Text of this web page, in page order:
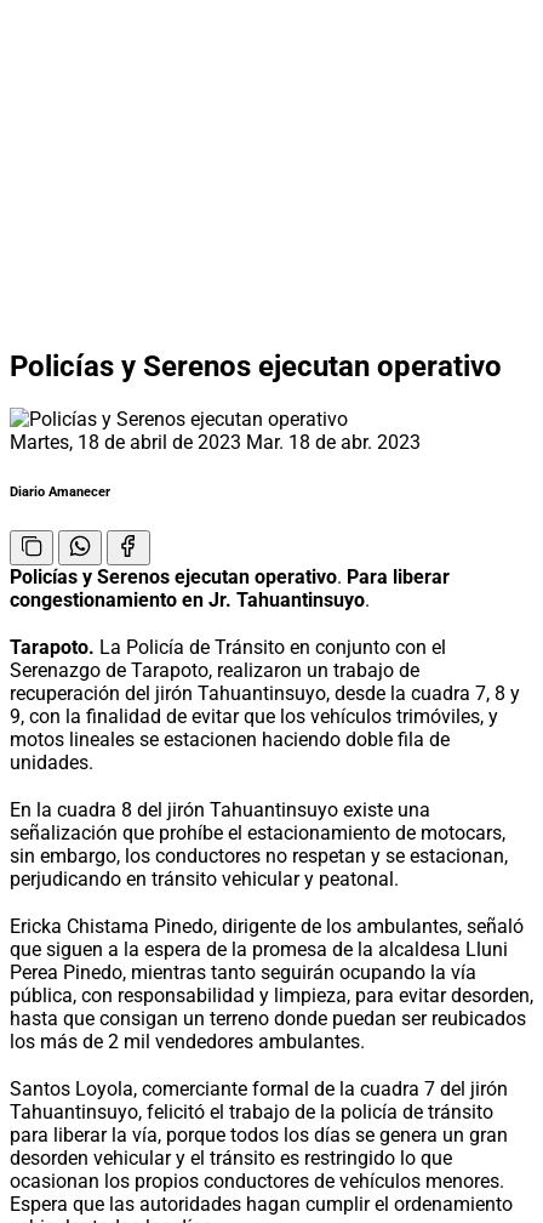
Policías y Serenos ejecutan operativo
Martes, 18 de abril de 2023 Mar. 18 de abr. 2023
Diario Amanecer
Policías y Serenos ejecutan operativo. Para liberar
congestionamiento en Jr. Tahuantinsuyo.
Tarapoto. La Policía de Tránsito en conjunto con el
Serenazgo de Tarapoto, realizaron un trabajo de
recuperación del jirón Tahuantinsuyo, desde la cuadra 7, 8 y
9, con la finalidad de evitar que los vehículos trimóviles, y
motos lineales se estacionen haciendo doble fila de
unidades.
En la cuadra 8 del jirón Tahuantinsuyo existe una
señalización que prohíbe el estacionamiento de motocars,
sin embargo, los conductores no respetan y se estacionan,
perjudicando en tránsito vehicular y peatonal.
Ericka Chistama Pinedo, dirigente de los ambulantes, señaló
que siguen a la espera de la promesa de la alcaldesa Lluni
Perea Pinedo, mientras tanto seguirán ocupando la vía
pública, con responsabilidad y limpieza, para evitar desorden,
hasta que consigan un terreno donde puedan ser reubicados
los más de 2 mil vendedores ambulantes.
Santos Loyola, comerciante formal de la cuadra 7 del jirón
Tahuantinsuyo, felicitó el trabajo de la policía de tránsito
para liberar la vía, porque todos los días se genera un gran
desorden vehicular y el tránsito es restringido lo que
ocasionan los propios conductores de vehículos menores.
Espera que las autoridades hagan cumplir el ordenamiento